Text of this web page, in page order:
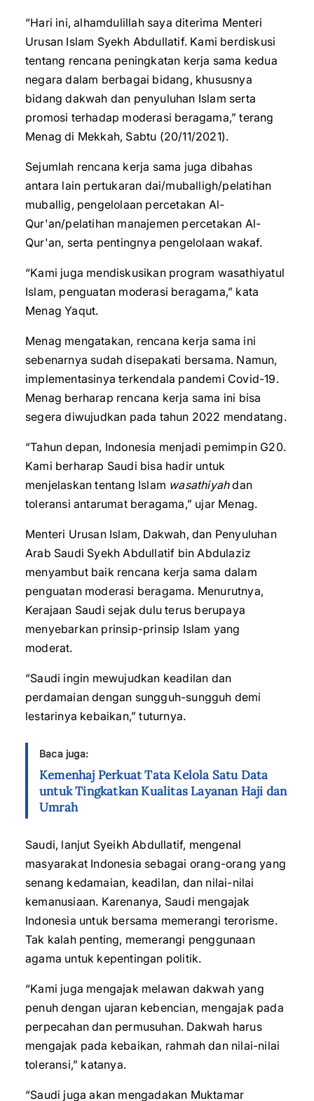
“Hari ini, alhamdulillah saya diterima Menteri
Urusan Islam Syekh Abdullatif. Kami berdiskusi
tentang rencana peningkatan kerja sama kedua
negara dalam berbagai bidang, khususnya
bidang dakwah dan penyuluhan Islam serta
promosi terhadap moderasi beragama,” terang
Menag di Mekkah, Sabtu (20/11/2021).
Sejumlah rencana kerja sama juga dibahas
antara lain pertukaran dai/muballigh/pelatihan
muballig, pengelolaan percetakan Al-
Qur'an/pelatihan manajemen percetakan Al-
Qur'an, serta pentingnya pengelolaan wakaf.
“Kami juga mendiskusikan program wasathiyatul
Islam, penguatan moderasi beragama,” kata
Menag Yaqut.
Menag mengatakan, rencana kerja sama ini
sebenarnya sudah disepakati bersama. Namun,
implementasinya terkendala pandemi Covid-19.
Menag berharap rencana kerja sama ini bisa
segera diwujudkan pada tahun 2022 mendatang.
“Tahun depan, Indonesia menjadi pemimpin G20.
Kami berharap Saudi bisa hadir untuk
menjelaskan tentang Islam wasathiyahdan
toleransi antarumat beragama,” ujar Menag.
Menteri Urusan Islam, Dakwah, dan Penyuluhan
Arab Saudi Syekh Abdullatif bin Abdulaziz
menyambut baik rencana kerja sama dalam
penguatan moderasi beragama. Menurutnya,
Kerajaan Saudi sejak dulu terus berupaya
menyebarkan prinsip-prinsip Islam yang
moderat.
“Saudi ingin mewujudkan keadilan dan
perdamaian dengan sungguh-sungguh demi
lestarinya kebaikan,” tuturnya.
Baca juga:
Kemenhaj Perkuat Tata Kelola Satu Data
untuk Tingkatkan Kualitas Layanan Haji dan
Umrah
Saudi, lanjut Syeikh Abdullatif, mengenal
masyarakat Indonesia sebagai orang-orang yang
senang kedamaian, keadilan, dan nilai-nilai
kemanusiaan. Karenanya, Saudi mengajak
Indonesia untuk bersama memerangi terorisme.
Tak kalah penting, memerangi penggunaan
agama untuk kepentingan politik.
“Kami juga mengajak melawan dakwah yang
penuh dengan ujaran kebencian, mengajak pada
perpecahan dan permusuhan. Dakwah harus
mengajak pada kebaikan, rahmah dan nilai-nilai
toleransi,” katanya.
“Saudi juga akan mengadakan Muktamar